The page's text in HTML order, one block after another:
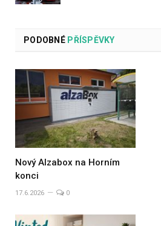
PODOBNÉPŘÍSPĚVKY
Nový Alzabox na Horním
konci
17.6.2026 0